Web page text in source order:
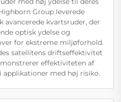
Group leverede
avancerede kvartsruder, der
optisk ydelse og
for ekstreme miljøforhold.
satellitens driftseffektivitet
effektiviteten af
applikationer med høj risiko.